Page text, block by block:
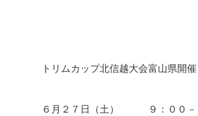
トリムカップ北信越大会富山県開催
６月２７日（土） ９：００